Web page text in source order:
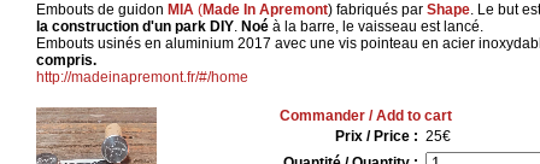
Embouts de guidon MIA (Made In Apremont) fabriqués par Shape. Le but
la construction d'un park DIY. Noé à la barre, le vaisseau est lancé.
Embouts usinés en aluminium 2017 avec une vis pointeau en acier
compris.
http://madeinapremont.fr/#/home
Commander / Add to cart
Prix / Price : 25€